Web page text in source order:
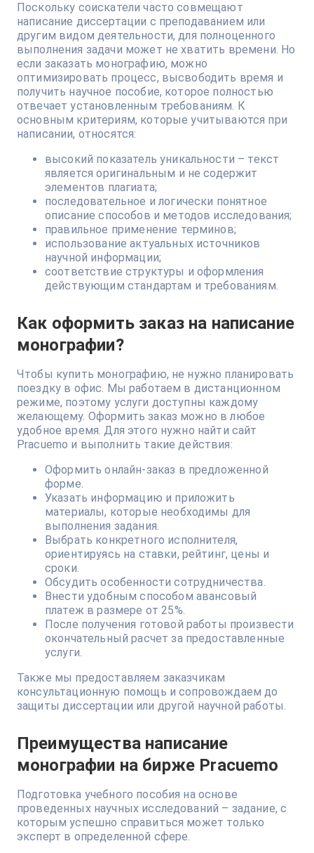
Поскольку соискатели часто совмещают
написание диссертации с преподаванием или
другим видом деятельности, для полноценного
выполнения задачи может не хватить времени. Но
если заказать монографию, можно
оптимизировать процесс, высвободить время и
получить научное пособие, которое полностью
отвечает установленным требованиям. К
основным критериям, которые учитываются при
написании, относятся:
высокий показатель уникальности – текст
является оригинальным и не содержит
элементов плагиата;
последовательное и логически понятное
описание способов и методов исследования;
правильное применение терминов;
использование актуальных источников
научной информации;
соответствие структуры и оформления
действующим стандартам и требованиям.
Как оформить заказ на написание
монографии?
Чтобы купить монографию, не нужно планировать
поездку в офис. Мы работаем в дистанционном
режиме, поэтому услуги доступны каждому
желающему. Оформить заказ можно в любое
удобное время. Для этого нужно найти сайт
Pracuemo и выполнить такие действия:
Оформить онлайн-заказ в предложенной
форме.
Указать информацию и приложить
материалы, которые необходимы для
выполнения задания.
Выбрать конкретного исполнителя,
ориентируясь на ставки, рейтинг, цены и
сроки.
Обсудить особенности сотрудничества.
Внести удобным способом авансовый
платеж в размере от 25%.
После получения готовой работы произвести
окончательный расчет за предоставленные
услуги.
Также мы предоставляем заказчикам
консультационную помощь и сопровождаем до
защиты диссертации или другой научной работы.
Преимущества написание
монографии на бирже Pracuemo
Подготовка учебного пособия на основе
проведенных научных исследований – задание, с
которым успешно справиться может только
эксперт в определенной сфере.